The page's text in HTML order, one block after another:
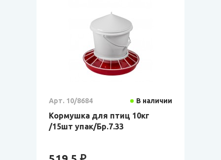
Арт. 10/8684 В наличии
Кормушка для птиц 10кг
/15шт упак/Бр.7.33